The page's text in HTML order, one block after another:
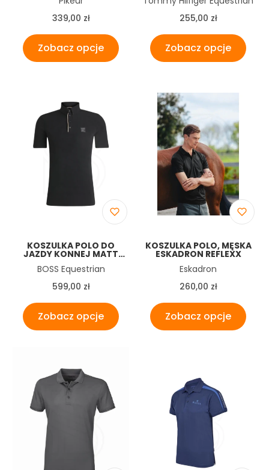
Cena
339,00 zł
Zobacz opcje
Cena
255,00 zł
Zobacz opcje
KOSZULKA POLO DO
JAZDY KONNEJ MATT
Producent
BOSS Equestrian
Cena
599,00 zł
Zobacz opcje
KOSZULKA POLO, MĘSKA
ESKADRON REFLEXX
Producent
Eskadron
Cena
260,00 zł
Zobacz opcje